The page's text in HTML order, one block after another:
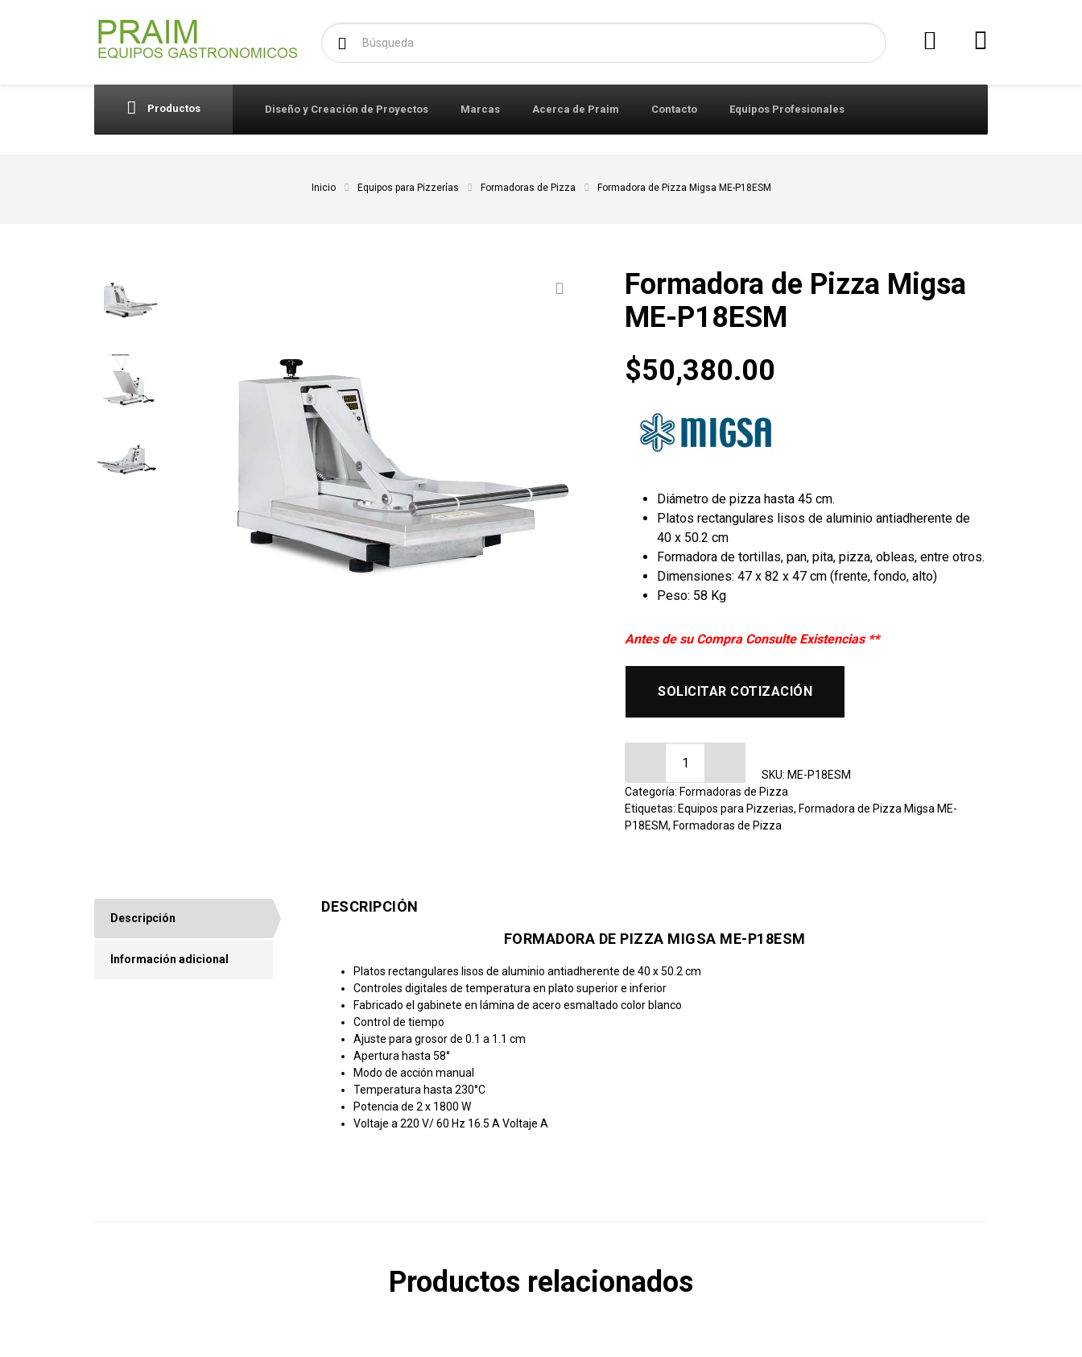
Buscar:
Productos Diseño y Creación de Proyectos Marcas Acerca de Praim Contacto Equipos Profesionales
Inicio Equipos para Pizzerías Formadoras de Pizza Formadora de Pizza Migsa ME-P18ESM
Formadora de Pizza Migsa
ME-P18ESM
$50,380.00
Diámetro de pizza hasta 45 cm.
Platos rectangulares lisos de aluminio antiadherente de
40 x 50.2 cm
Formadora de tortillas, pan, pita, pizza, obleas, entre otros.
Dimensiones: 47 x 82 x 47 cm (frente, fondo, alto)
Peso: 58 Kg
Antes de su Compra Consulte Existencias **
SOLICITAR COTIZACIÓN
Formadora de Pizza Migsa ME-P18ESM cantidad
SKU: ME-P18ESM
Categoría: Formadoras de Pizza
Etiquetas: Equipos para Pizzerias, Formadora de Pizza Migsa ME-
P18ESM, Formadoras de Pizza
Descripción
Información adicional
DESCRIPCIÓN
FORMADORA DE PIZZA MIGSA ME-P18ESM
Platos rectangulares lisos de aluminio antiadherente de 40 x 50.2 cm
Controles digitales de temperatura en plato superior e inferior
Fabricado el gabinete en lámina de acero esmaltado color blanco
Control de tiempo
Ajuste para grosor de 0.1 a 1.1 cm
Apertura hasta 58°
Modo de acción manual
Temperatura hasta 230°C
Potencia de 2 x 1800 W
Voltaje a 220 V/ 60 Hz 16.5 A Voltaje A
Productos relacionados